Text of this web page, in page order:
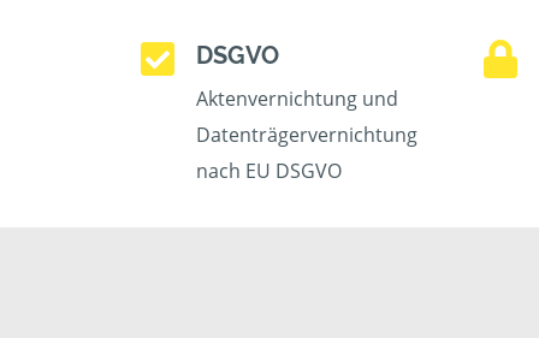
DSGVO
Aktenvernichtung und
Datenträgervernichtung
nach EU DSGVO